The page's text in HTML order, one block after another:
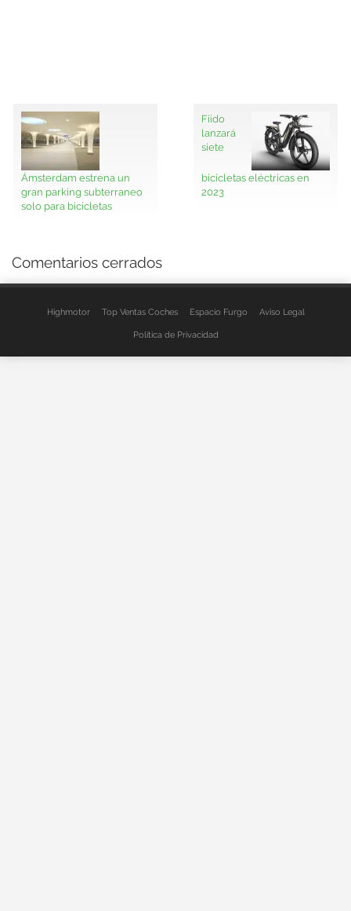
Ámsterdam estrena un
gran parking subterraneo
solo para bicicletas
Fiido
lanzará
siete
bicicletas eléctricas en
2023
Comentarios cerrados
Highmotor Top Ventas Coches Espacio Furgo Aviso Legal
Política de Privacidad